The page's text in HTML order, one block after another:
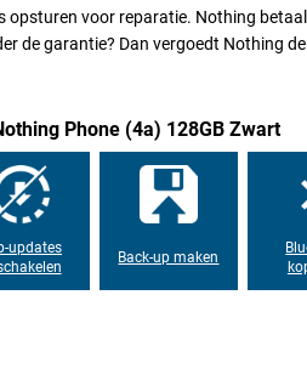
fps. Dankzij beeldstabilisatie blijven
van 120Hz zorgt
zonlicht blijft het display goed
Nothing Phone (4a) 128GB Zwart zit
chip zorgt voor snelle en
zwaardere apps draaien zonder
20GB werkgeheugen, waarbij een deel
opsturen voor reparatie. Nothing
de garantie? Dan vergoedt Nothing
Phone (4a) 128GB Zwart
updates
Back-up maken